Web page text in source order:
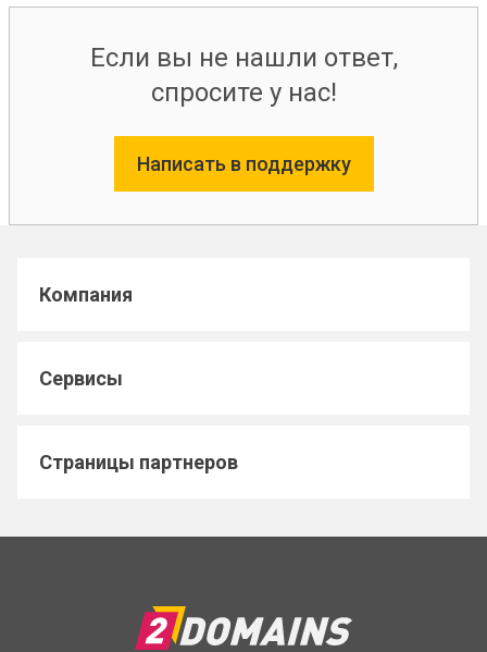
Если вы не нашли ответ,
спросите у нас!
Написать в поддержку
Компания
Сервисы
Страницы партнеров